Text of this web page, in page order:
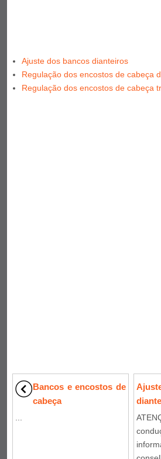
Ajuste dos bancos dianteiros
Regulação dos encostos de cabeça
Regulação dos encostos de cabeça
Bancos e encostos de
cabeça